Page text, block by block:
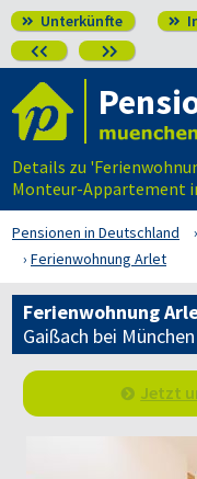
 Unterkünfte 
 
Details zu
Monteur-Appartement
Pensionen in Deutschland
Ferienwohnung Arlet
Ferienwohnung
Gaißach bei München
Jetzt